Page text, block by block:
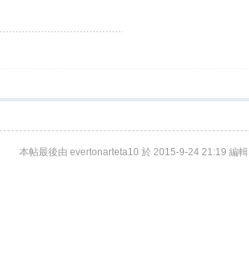
本帖最後由 evertonarteta10 於 2015-9-24 21:19 編輯